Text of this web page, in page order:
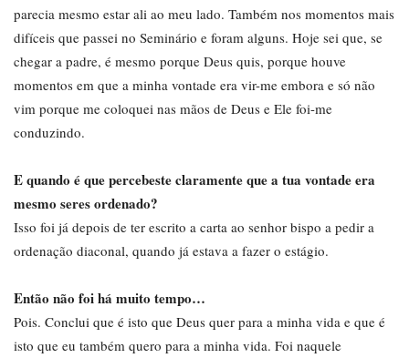
parecia mesmo estar ali ao meu lado. Também nos momentos mais
difíceis que passei no Seminário e foram alguns. Hoje sei que, se
chegar a padre, é mesmo porque Deus quis, porque houve
momentos em que a minha vontade era vir-me embora e só não
vim porque me coloquei nas mãos de Deus e Ele foi-me
conduzindo.
E quando é que percebeste claramente que a tua vontade era
mesmo seres ordenado?
Isso foi já depois de ter escrito a carta ao senhor bispo a pedir a
ordenação diaconal, quando já estava a fazer o estágio.
Então não foi há muito tempo…
Pois. Conclui que é isto que Deus quer para a minha vida e que é
isto que eu também quero para a minha vida. Foi naquele